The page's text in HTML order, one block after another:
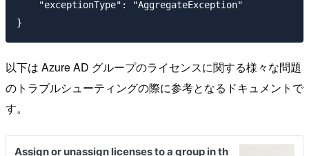
    "exceptionType": "AggregateException"
以下は Azure AD グループのライセンスに関する様々な問題
のトラブルシューティングの際に参考となるドキュメントで
す。